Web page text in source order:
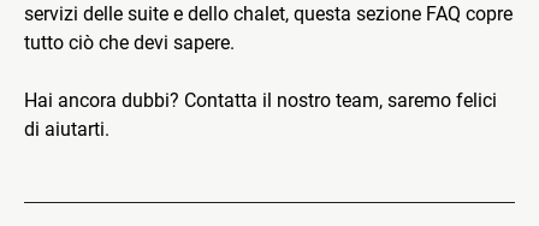
servizi delle suite e dello chalet, questa sezione FAQ copre
tutto ciò che devi sapere.
Hai ancora dubbi? Contatta il nostro team, saremo felici
di aiutarti.